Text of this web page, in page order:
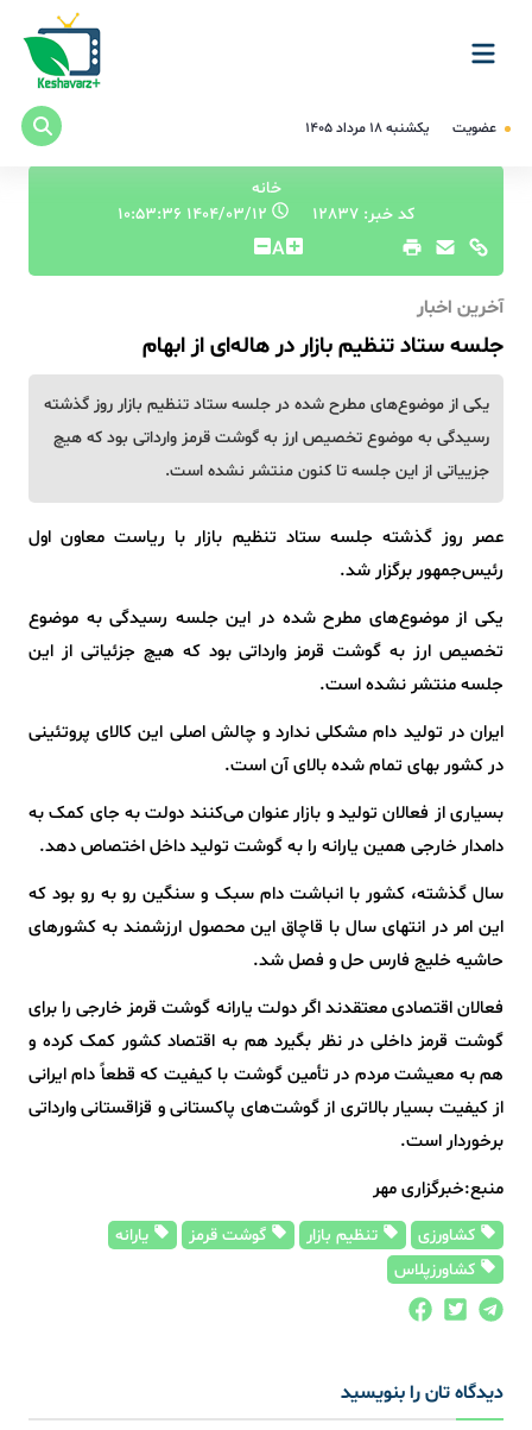
عضویت یکشنبه ۱۸ مرداد ۱۴۰۵
خانه
کد خبر: 12837
۱۴۰۴/۰۳/۱۲ ۱۰:۵۳:۳۶
A
آخرین اخبار
جلسه ستاد تنظیم بازار در هاله‌ای از ابهام
یکی از موضوع‌های مطرح شده در جلسه ستاد تنظیم بازار روز گذشته
رسیدگی به موضوع تخصیص ارز به گوشت قرمز وارداتی بود که هیچ
جزییاتی از این جلسه تا کنون منتشر نشده است.
عصر روز گذشته جلسه ستاد تنظیم بازار با ریاست معاون اول
رئیس‌جمهور برگزار شد.
یکی از موضوع‌های مطرح شده در این جلسه رسیدگی به موضوع
تخصیص ارز به گوشت قرمز وارداتی بود که هیچ جزئیاتی از این
جلسه منتشر نشده است.
ایران در تولید دام مشکلی ندارد و چالش اصلی این کالای پروتئینی
در کشور بهای تمام شده بالای آن است.
بسیاری از فعالان تولید و بازار عنوان می‌کنند دولت به جای کمک به
دامدار خارجی همین یارانه را به گوشت تولید داخل اختصاص دهد.
سال گذشته، کشور با انباشت دام سبک و سنگین رو به رو بود که
این امر در انتهای سال با قاچاق این محصول ارزشمند به کشورهای
حاشیه خلیج فارس حل و فصل شد.
فعالان اقتصادی معتقدند اگر دولت یارانه گوشت قرمز خارجی را برای
گوشت قرمز داخلی در نظر بگیرد هم به اقتصاد کشور کمک کرده و
هم به معیشت مردم در تأمین گوشت با کیفیت که قطعاً دام ایرانی
از کیفیت بسیار بالاتری از گوشت‌های پاکستانی و قزاقستانی وارداتی
برخوردار است.
منبع:خبرگزاری مهر
کشاورزی تنظیم بازار گوشت قرمز
یارانه
کشاورزپلاس
دیدگاه تان را بنویسید